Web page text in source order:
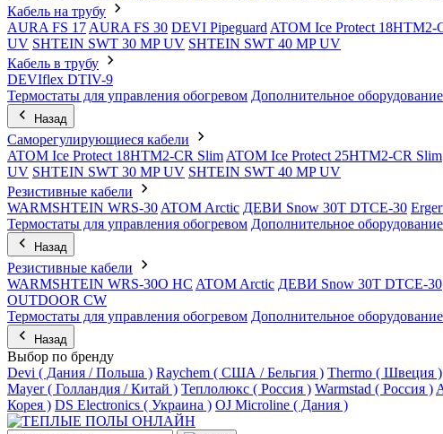
Кабель на трубу
AURA FS 17 AURA FS 30 DEVI Pipeguard ATOM Ice Protect 18HTM2-
UV SHTEIN SWT 30 MP UV SHTEIN SWT 40 MP UV
Кабель в трубу
DEVIflex DTIV-9
Термостаты для управления обогревом Дополнительное оборудование
Назад
Саморегулирующиеся кабели
ATOM Ice Protect 18HTM2-CR Slim ATOM Ice Protect 25HTM2-CR Slim
UV SHTEIN SWT 30 MP UV SHTEIN SWT 40 MP UV
Резистивные кабели
WARMSHTEIN WRS-30 ATOM Arctic ДЕВИ Snow 30T DTCE-30
Термостаты для управления обогревом Дополнительное оборудование
Назад
Резистивные кабели
WARMSHTEIN WRS-30O HC ATOM Arctic ДЕВИ Snow 30T DTCE-30
OUTDOOR CW
Термостаты для управления обогревом Дополнительное оборудование
Назад
Выбор по бренду
Devi ( Дания / Польша ) Raychem ( США / Бельгия ) Thermo ( Швеция )
Mayer ( Голландия / Китай ) Теплолюкс ( Россия ) Warmstad ( Россия )
Корея ) DS Electronics ( Украина ) OJ Microline ( Дания )